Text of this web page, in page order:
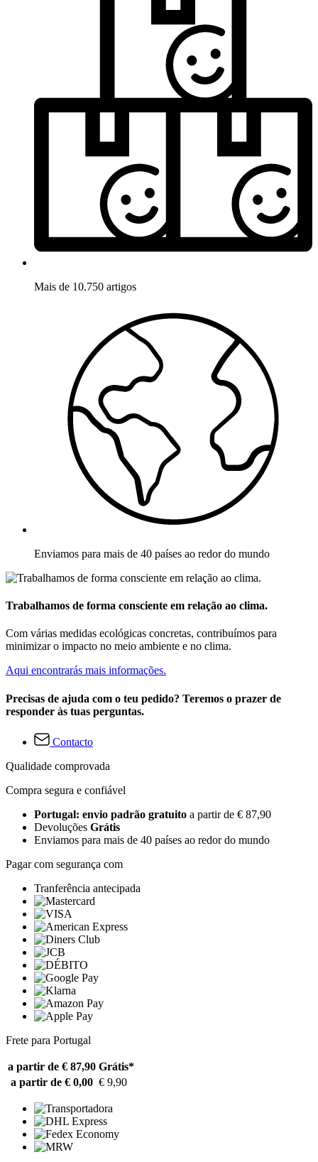
Mais de 10.750 artigos
Enviamos para mais de 40 países ao redor do mundo
Trabalhamos de forma consciente em relação ao clima.
Com várias medidas ecológicas concretas, contribuímos para
minimizar o impacto no meio ambiente e no clima.
Aqui encontrarás mais informações.
Precisas de ajuda com o teu pedido? Teremos o prazer de
responder às tuas perguntas.
Contacto
Qualidade comprovada
Compra segura e confiável
Portugal: envio padrão gratuito a partir de € 87,90
Devoluções Grátis
Enviamos para mais de 40 países ao redor do mundo
Pagar com segurança com
Tranferência antecipada
Frete para Portugal
a partir de € 87,90 Grátis*
a partir de € 0,00 € 9,90